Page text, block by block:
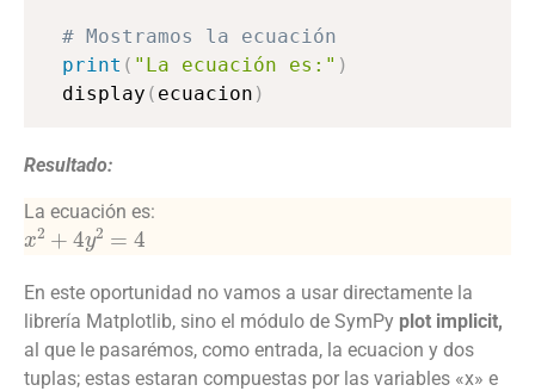
# Mostramos la ecuación
print ( "La ecuación es:" )
display ( ecuacion )
Resultado:
La ecuación es:
x2 +4y2=4
En este oportunidad no vamos a usar directamente la
librería Matplotlib, sino el módulo de SymPy plot implicit,
al que le pasarémos, como entrada, la ecuacion y dos
tuplas; estas estaran compuestas por las variables «x» e